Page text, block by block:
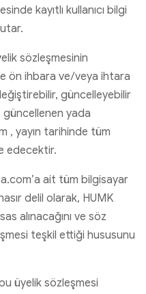
kayıtlı kullanıcı bilgi
sözleşmesinin
ön ihbara ve/veya ihtara
güncelleyebilir
yada
, yayın tarihinde tüm
edecektir.
ait tüm bilgisayar
delil olarak, HUMK
alınacağını ve söz
teşkil ettiği hususunu
üyelik sözleşmesi